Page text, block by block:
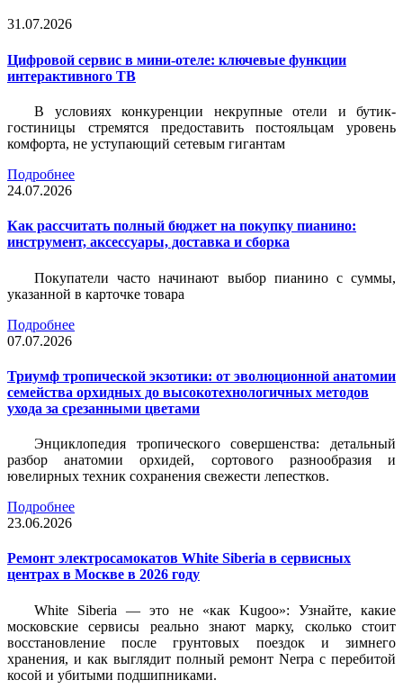
31.07.2026
Цифровой сервис в мини-отеле: ключевые функции
интерактивного ТВ
В условиях конкуренции некрупные отели и бутик-
гостиницы стремятся предоставить постояльцам уровень
комфорта, не уступающий сетевым гигантам
Подробнее
24.07.2026
Как рассчитать полный бюджет на покупку пианино:
инструмент, аксессуары, доставка и сборка
Покупатели часто начинают выбор пианино с суммы,
указанной в карточке товара
Подробнее
07.07.2026
Триумф тропической экзотики: от эволюционной анатомии
семейства орхидных до высокотехнологичных методов
ухода за срезанными цветами
Энциклопедия тропического совершенства: детальный
разбор анатомии орхидей, сортового разнообразия и
ювелирных техник сохранения свежести лепестков.
Подробнее
23.06.2026
Ремонт электросамокатов White Siberia в сервисных
центрах в Москве в 2026 году
White Siberia — это не «как Kugoo»: Узнайте, какие
московские сервисы реально знают марку, сколько стоит
восстановление после грунтовых поездок и зимнего
хранения, и как выглядит полный ремонт Nerpa с перебитой
косой и убитыми подшипниками.